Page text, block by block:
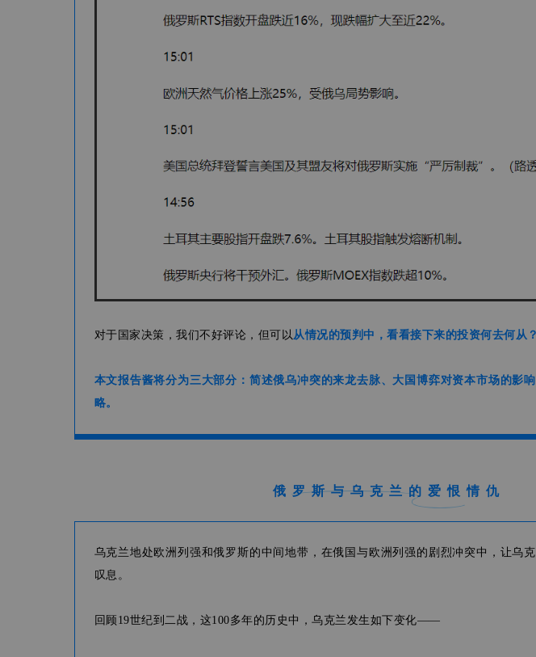
对于国家决策，我们不好评论，但可以从情况的预判中，看看接下来的投资何去何从？
本文报告酱将分为三大部分：简述俄乌冲突的来龙去脉、大国博弈对资本市场的影
略。
俄罗斯与乌克兰的爱恨情仇
乌克兰地处欧洲列强和俄罗斯的中间地带，在俄国与欧洲列强的剧烈冲突中，让乌
叹息。
回顾19世纪到二战，这100多年的历史中，乌克兰发生如下变化——